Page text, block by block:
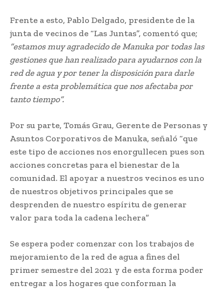
Frente a esto, Pablo Delgado, presidente de la
junta de vecinos de “Las Juntas”, comentó que;
“estamos muy agradecido de Manuka por todas las
gestiones que han realizado para ayudarnos con la
red de agua y por tener la disposición para darle
frente a esta problemática que nos afectaba por
tanto tiempo”.
Por su parte, Tomás Grau, Gerente de Personas y
Asuntos Corporativos de Manuka, señaló “que
este tipo de acciones nos enorgullecen pues son
acciones concretas para el bienestar de la
comunidad. El apoyar a nuestros vecinos es uno
de nuestros objetivos principales que se
desprenden de nuestro espíritu de generar
valor para toda la cadena lechera”
Se espera poder comenzar con los trabajos de
mejoramiento de la red de agua a fines del
primer semestre del 2021 y de esta forma poder
entregar a los hogares que conforman la